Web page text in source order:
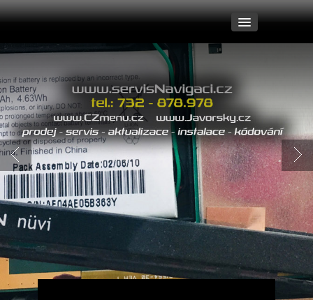
My
Naše práce
Aktualizace
Montáže
Zrcadlení